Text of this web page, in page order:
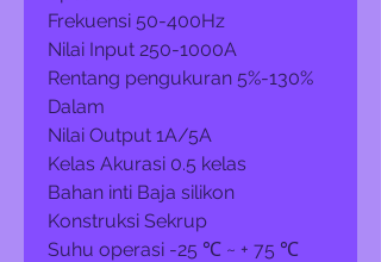
Frekuensi 50-400Hz
Nilai Input 250-1000A
Rentang pengukuran 5%-130%
Dalam
Nilai Output 1A/5A
Kelas Akurasi 0.5 kelas
Bahan inti Baja silikon
Konstruksi Sekrup
Suhu operasi -25 ℃ ~ + 75 ℃